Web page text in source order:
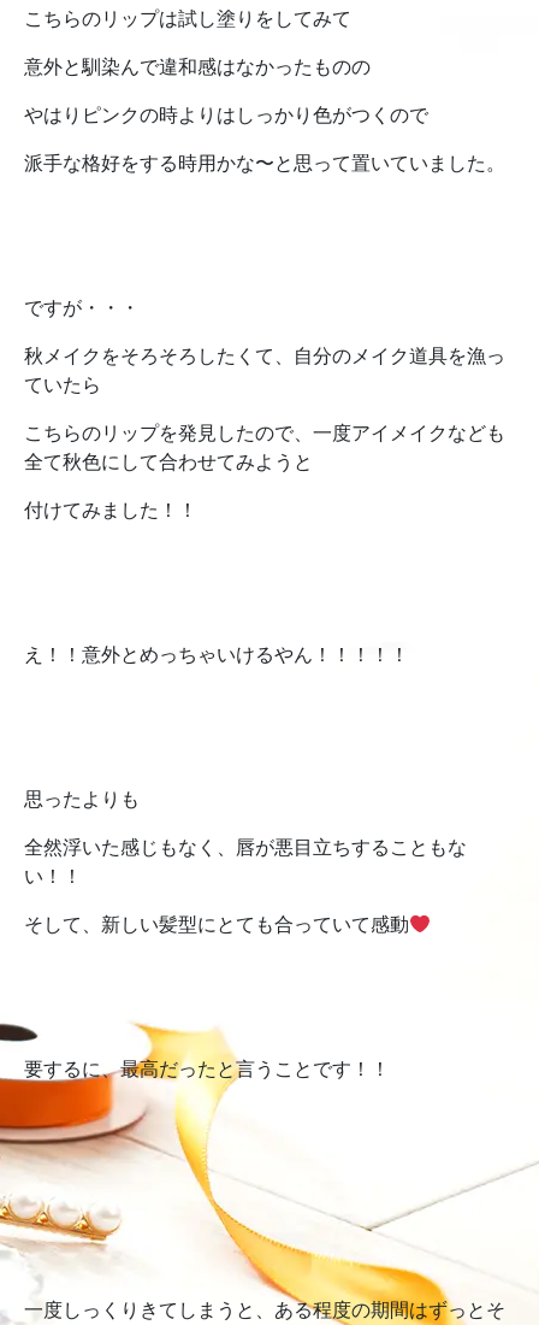
こちらのリップは試し塗りをしてみて
意外と馴染んで違和感はなかったものの
やはりピンクの時よりはしっかり色がつくので
派手な格好をする時用かな〜と思って置いていました。
ですが・・・
秋メイクをそろそろしたくて、自分のメイク道具を漁っ
ていたら
こちらのリップを発見したので、一度アイメイクなども
全て秋色にして合わせてみようと
付けてみました！！
え！！意外とめっちゃいけるやん！！！！！
思ったよりも
全然浮いた感じもなく、唇が悪目立ちすることもな
い！！
そして、新しい髪型にとても合っていて感動
要するに、最高だったと言うことです！！
一度しっくりきてしまうと、ある程度の期間はずっとそ